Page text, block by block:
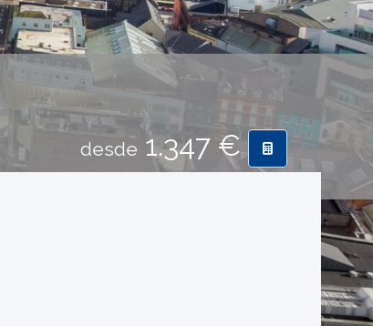
desde 1.347 €